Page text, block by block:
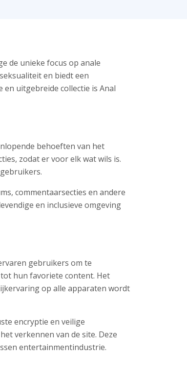
de unieke focus op anale
en biedt een
uitgebreide collectie is Anal
behoeften van het
zodat er voor elk wat wils is.
commentaarsecties en andere
en inclusieve omgeving
gebruikers om te
hun favoriete content. Het
op alle apparaten wordt
encryptie en veilige
verkennen van de site. Deze
entertainmentindustrie.